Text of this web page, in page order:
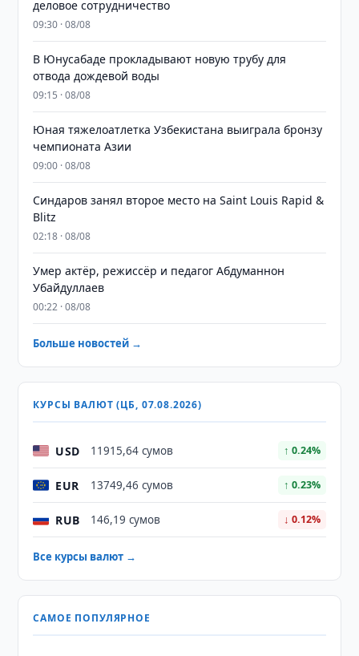
деловое сотрудничество
09:30 · 08/08
В Юнусабаде прокладывают новую трубу для
отвода дождевой воды
09:15 · 08/08
Юная тяжелоатлетка Узбекистана выиграла бронзу
чемпионата Азии
09:00 · 08/08
Синдаров занял второе место на Saint Louis Rapid &
Blitz
02:18 · 08/08
Умер актёр, режиссёр и педагог Абдуманнон
Убайдуллаев
00:22 · 08/08
Больше новостей →
КУРСЫ ВАЛЮТ (ЦБ, 07.08.2026)
USD 11915,64 сумов ↑ 0.24%
EUR 13749,46 сумов ↑ 0.23%
RUB 146,19 сумов ↓ 0.12%
Все курсы валют →
САМОЕ ПОПУЛЯРНОЕ